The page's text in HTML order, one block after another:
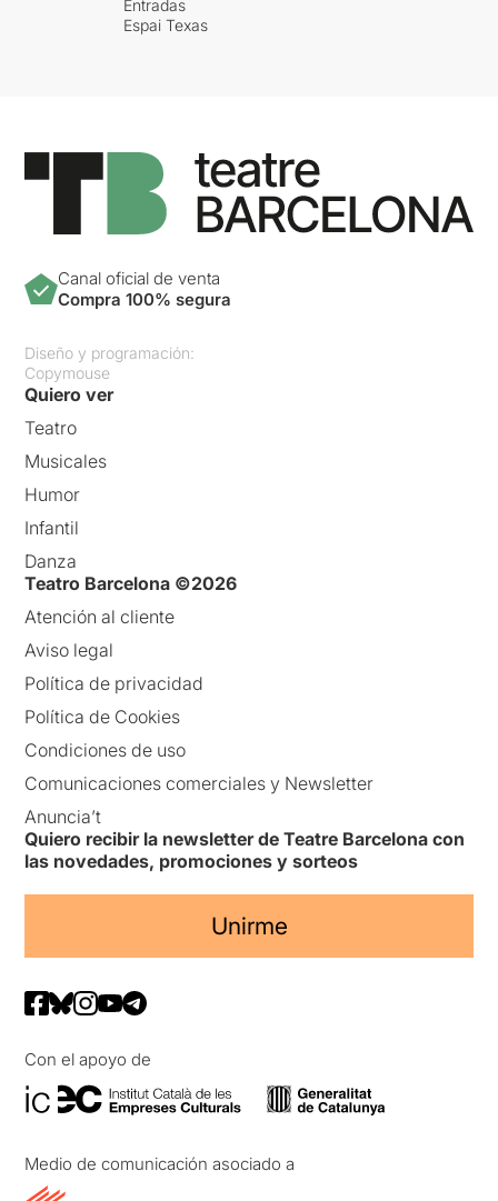
Entradas
Espai Texas
Canal oficial de venta
Compra 100% segura
Diseño y programación:
Copymouse
Quiero ver
Teatro
Musicales
Humor
Infantil
Danza
Teatro Barcelona ©2026
Atención al cliente
Aviso legal
Política de privacidad
Política de Cookies
Condiciones de uso
Comunicaciones comerciales y Newsletter
Anuncia’t
Quiero recibir la newsletter de Teatre Barcelona con
las novedades, promociones y sorteos
Unirme
Con el apoyo de
Medio de comunicación asociado a